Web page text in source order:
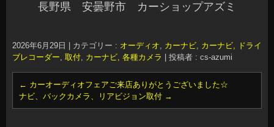
長野県 安曇野市 カーショップアズミ
2026年6月29日 カテゴリー : オーディオ, カーナビ, カーナビ, ドライ
ブレコーダー, 取付, カーナビ, 各種カメラ 投稿者 : cs-azumi
← カーオーディオフェアご来店ありがとうございました☆
ナビ、バックカメラ、リアビジョン取付 →